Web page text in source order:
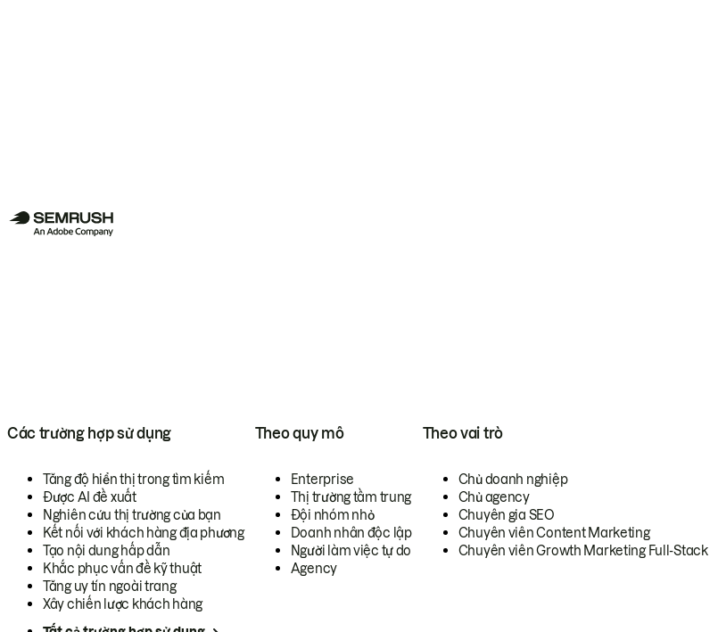
Các trường hợp sử dụng
Tăng độ hiển thị trong tìm kiếm
Được AI đề xuất
Nghiên cứu thị trường của bạn
Kết nối với khách hàng địa phương
Tạo nội dung hấp dẫn
Khắc phục vấn đề kỹ thuật
Tăng uy tín ngoài trang
Xây chiến lược khách hàng
Theo quy mô
Enterprise
Thị trường tầm trung
Đội nhóm nhỏ
Doanh nhân độc lập
Người làm việc tự do
Agency
Theo vai trò
Chủ doanh nghiệp
Chủ agency
Chuyên gia SEO
Chuyên viên Content Marketing
Chuyên viên Growth Marketing Full-Stack